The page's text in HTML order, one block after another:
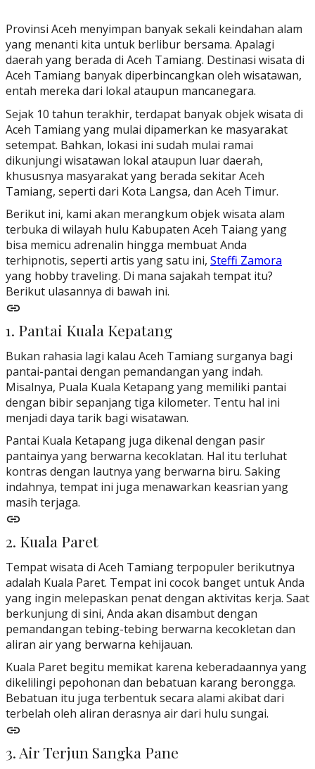
Provinsi Aceh menyimpan banyak sekali keindahan alam
yang menanti kita untuk berlibur bersama. Apalagi
daerah yang berada di Aceh Tamiang. Destinasi wisata di
Aceh Tamiang banyak diperbincangkan oleh wisatawan,
entah mereka dari lokal ataupun mancanegara.
Sejak 10 tahun terakhir, terdapat banyak objek wisata di
Aceh Tamiang yang mulai dipamerkan ke masyarakat
setempat. Bahkan, lokasi ini sudah mulai ramai
dikunjungi wisatawan lokal ataupun luar daerah,
khususnya masyarakat yang berada sekitar Aceh
Tamiang, seperti dari Kota Langsa, dan Aceh Timur.
Berikut ini, kami akan merangkum objek wisata alam
terbuka di wilayah hulu Kabupaten Aceh Taiang yang
bisa memicu adrenalin hingga membuat Anda
terhipnotis, seperti artis yang satu ini, Steffi Zamora
yang hobby traveling. Di mana sajakah tempat itu?
Berikut ulasannya di bawah ini.
1. Pantai Kuala Kepatang
Bukan rahasia lagi kalau Aceh Tamiang surganya bagi
pantai-pantai dengan pemandangan yang indah.
Misalnya, Puala Kuala Ketapang yang memiliki pantai
dengan bibir sepanjang tiga kilometer. Tentu hal ini
menjadi daya tarik bagi wisatawan.
Pantai Kuala Ketapang juga dikenal dengan pasir
pantainya yang berwarna kecoklatan. Hal itu terluhat
kontras dengan lautnya yang berwarna biru. Saking
indahnya, tempat ini juga menawarkan keasrian yang
masih terjaga.
2. Kuala Paret
Tempat wisata di Aceh Tamiang terpopuler berikutnya
adalah Kuala Paret. Tempat ini cocok banget untuk Anda
yang ingin melepaskan penat dengan aktivitas kerja. Saat
berkunjung di sini, Anda akan disambut dengan
pemandangan tebing-tebing berwarna kecokletan dan
aliran air yang berwarna kehijauan.
Kuala Paret begitu memikat karena keberadaannya yang
dikelilingi pepohonan dan bebatuan karang berongga.
Bebatuan itu juga terbentuk secara alami akibat dari
terbelah oleh aliran derasnya air dari hulu sungai.
3. Air Terjun Sangka Pane